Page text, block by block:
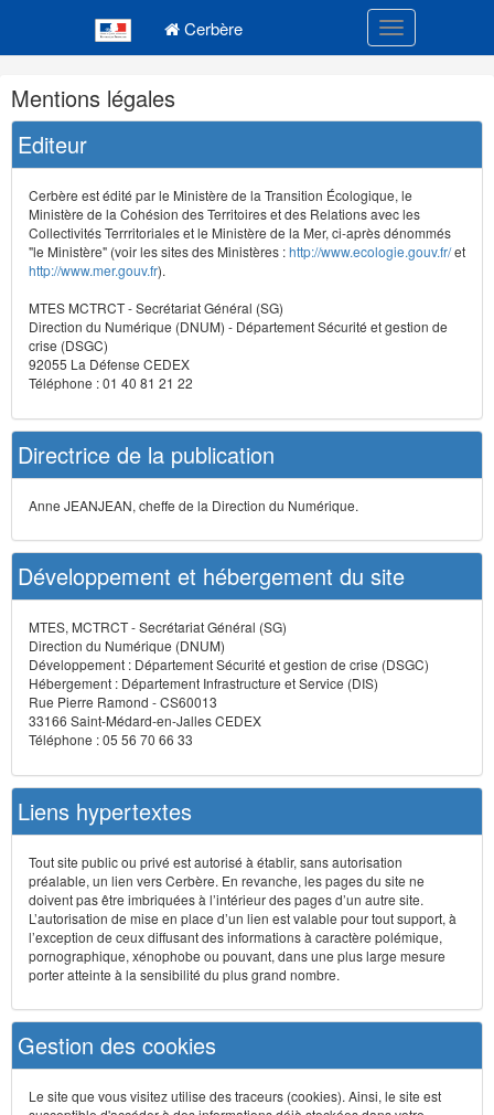
Cerbère Toggle
Navigation
et
outils
annexes
Mentions légales
Editeur
Cerbère est édité par le Ministère de la Transition Écologique, le
Ministère de la Cohésion des Territoires et des Relations avec les
Collectivités Terrritoriales et le Ministère de la Mer, ci-après dénommés
"le Ministère" (voir les sites des Ministères :http://www.ecologie.gouv.fr/et
http://www.mer.gouv.fr).
MTES MCTRCT - Secrétariat Général (SG)
Direction du Numérique (DNUM) - Département Sécurité et gestion de
crise (DSGC)
92055 La Défense CEDEX
Téléphone : 01 40 81 21 22
Directrice de la publication
Anne JEANJEAN, cheffe de la Direction du Numérique.
Développement et hébergement du site
MTES, MCTRCT - Secrétariat Général (SG)
Direction du Numérique (DNUM)
Développement : Département Sécurité et gestion de crise (DSGC)
Hébergement : Département Infrastructure et Service (DIS)
Rue Pierre Ramond - CS60013
33166 Saint-Médard-en-Jalles CEDEX
Téléphone : 05 56 70 66 33
Liens hypertextes
Tout site public ou privé est autorisé à établir, sans autorisation
préalable, un lien vers Cerbère. En revanche, les pages du site ne
doivent pas être imbriquées à l’intérieur des pages d’un autre site.
L’autorisation de mise en place d’un lien est valable pour tout support, à
l’exception de ceux diffusant des informations à caractère polémique,
pornographique, xénophobe ou pouvant, dans une plus large mesure
porter atteinte à la sensibilité du plus grand nombre.
Gestion des cookies
Le site que vous visitez utilise des traceurs (cookies). Ainsi, le site est